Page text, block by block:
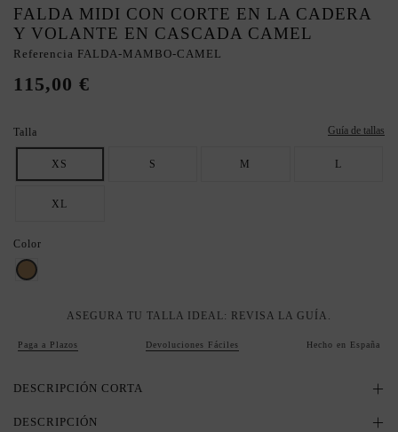
FALDA MIDI CON CORTE EN LA CADERA
Y VOLANTE EN CASCADA CAMEL
Referencia FALDA-MAMBO-CAMEL
115,00 €
Talla Guía de tallas
XS S M L
XL
Color
Camel
ASEGURA TU TALLA IDEAL: REVISA LA GUÍA.
Paga a Plazos Devoluciones Fáciles Hecho en España
DESCRIPCIÓN CORTA
DESCRIPCIÓN